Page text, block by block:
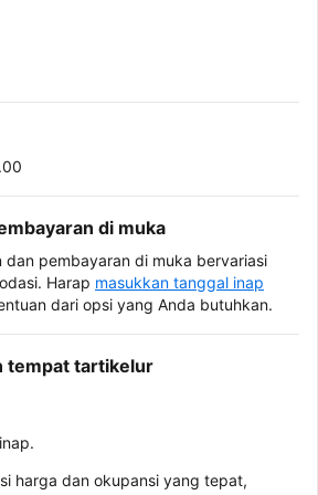
di muka
dan pembayaran di muka bervariasi
Harap masukkan tanggal inap
dari opsi yang Anda butuhkan.
tempat tartikelur
harga dan okupansi yang tepat,